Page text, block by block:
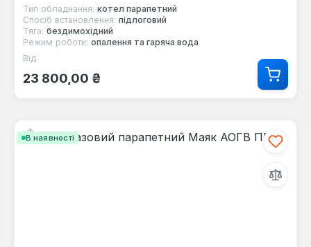
Тип обладнання: котел парапетний
Спосіб встановлення: підлоговий
Тяга: бездимохідний
Режим роботи: опалення та гаряча вода
Звичайна ціна:
Від
23 800,00 ₴
В наявності